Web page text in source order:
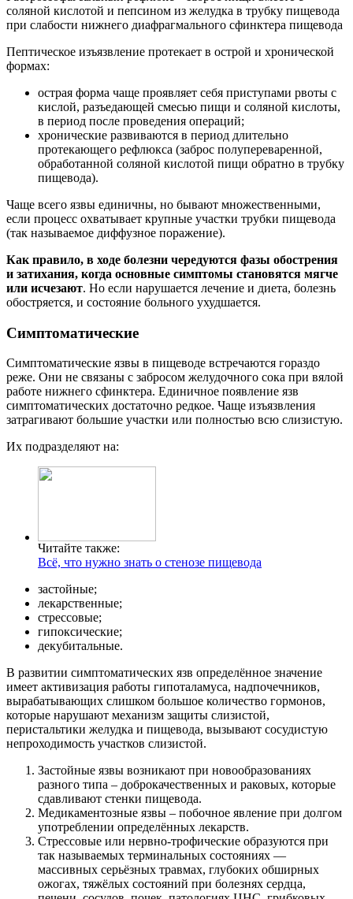
соляной кислотой и пепсином из желудка в трубку пищевода
при слабости нижнего диафрагмального сфинктера пищевода
Пептическое изъязвление протекает в острой и хронической
формах:
острая форма чаще проявляет себя приступами рвоты с
кислой, разъедающей смесью пищи и соляной кислоты,
в период после проведения операций;
хронические развиваются в период длительно
протекающего рефлюкса (заброс полупереваренной,
обработанной соляной кислотой пищи обратно в трубку
пищевода).
Чаще всего язвы единичны, но бывают множественными,
если процесс охватывает крупные участки трубки пищевода
(так называемое диффузное поражение).
Как правило, в ходе болезни чередуются фазы обострения
и затихания, когда основные симптомы становятся мягче
или исчезают. Но если нарушается лечение и диета, болезнь
обостряется, и состояние больного ухудшается.
Симптоматические
Симптоматические язвы в пищеводе встречаются гораздо
реже. Они не связаны с забросом желудочного сока при вялой
работе нижнего сфинктера. Единичное появление язв
симптоматических достаточно редкое. Чаще изъязвления
затрагивают большие участки или полностью всю слизистую.
Их подразделяют на:
Читайте также:
Всё, что нужно знать о стенозе пищевода
застойные;
лекарственные;
стрессовые;
гипоксические;
декубитальные.
В развитии симптоматических язв определённое значение
имеет активизация работы гипоталамуса, надпочечников,
вырабатывающих слишком большое количество гормонов,
которые нарушают механизм защиты слизистой,
перистальтики желудка и пищевода, вызывают сосудистую
непроходимость участков слизистой.
Застойные язвы возникают при новообразованиях
разного типа – доброкачественных и раковых, которые
сдавливают стенки пищевода.
Медикаментозные язвы – побочное явление при долгом
употреблении определённых лекарств.
Стрессовые или нервно-трофические образуются при
так называемых терминальных состояниях —
массивных серьёзных травмах, глубоких обширных
ожогах, тяжёлых состояний при болезнях сердца,